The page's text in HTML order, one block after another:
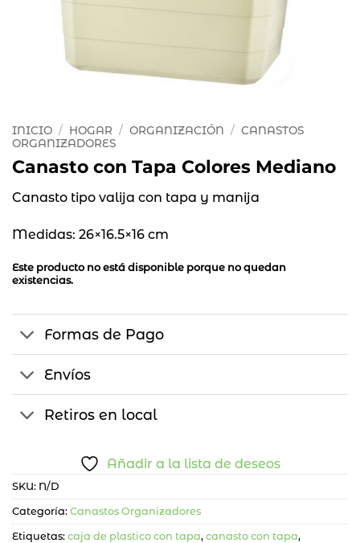
INICIO / HOGAR / ORGANIZACIÓN / CANASTOS
ORGANIZADORES
Canasto con Tapa Colores Mediano
Canasto tipo valija con tapa y manija
Medidas: 26×16.5×16 cm
Este producto no está disponible porque no quedan
existencias.
Formas de Pago
Envíos
Retiros en local
Añadir a la lista de deseos
SKU: N/D
Categoría: Canastos Organizadores
Etiquetas: caja de plastico con tapa, canasto con tapa,